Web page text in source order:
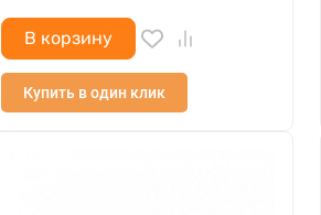
В корзину
Купить в один клик